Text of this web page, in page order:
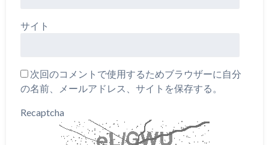
サイト
次回のコメントで使用するためブラウザーに自分
の名前、メールアドレス、サイトを保存する。
Recaptcha